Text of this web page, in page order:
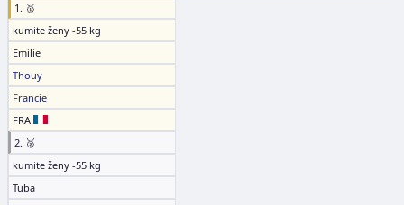
1. 🥇
kumite ženy -55 kg
Emilie
Thouy
Francie
FRA
2. 🥈
kumite ženy -55 kg
Tuba